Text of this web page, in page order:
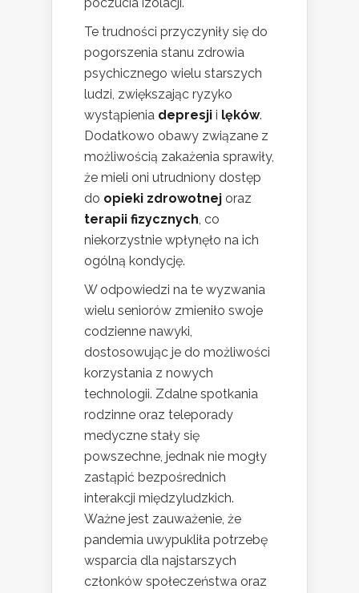
Te trudności przyczyniły się do
pogorszenia stanu zdrowia
psychicznego wielu starszych
ludzi, zwiększając ryzyko
wystąpienia depresji i lęków.
Dodatkowo obawy związane z
możliwością zakażenia sprawiły,
że mieli oni utrudniony dostęp
do opieki zdrowotnej oraz
terapii fizycznych , co
niekorzystnie wpłynęło na ich
ogólną kondycję.
W odpowiedzi na te wyzwania
wielu seniorów zmieniło swoje
codzienne nawyki,
dostosowując je do możliwości
korzystania z nowych
technologii. Zdalne spotkania
rodzinne oraz teleporady
medyczne stały się
powszechne, jednak nie mogły
zastąpić bezpośrednich
interakcji międzyludzkich.
Ważne jest zauważenie, że
pandemia uwypukliła potrzebę
wsparcia dla najstarszych
członków społeczeństwa oraz